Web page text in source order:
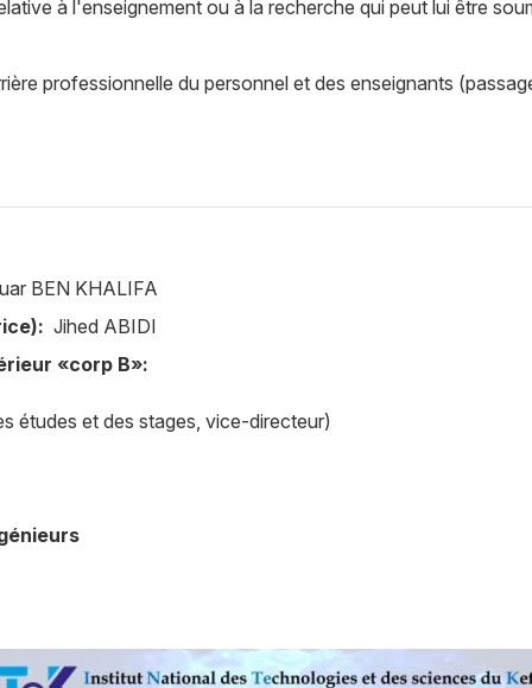
à l'enseignement ou à la recherche qui peut lui être
professionnelle du personnel et des enseignants
BEN KHALIFA
Jihed ABIDI
«corp B»:
études et des stages, vice-directeur)